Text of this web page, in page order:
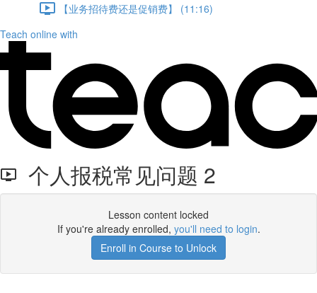
【业务招待费还是促销费】 (11:16)
Teach online with
个人报税常见问题 2
Lesson content locked
If you're already enrolled, you'll need to login.
Enroll in Course to Unlock